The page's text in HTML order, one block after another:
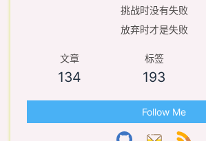
挑战时没有失败
放弃时才是失败
文章
134
标签
193
Follow Me